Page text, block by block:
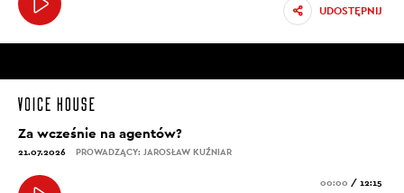
UDOSTĘPNIJ
Za wcześnie na agentów?
21.07.2026 PROWADZĄCY: JAROSŁAW KUŹNIAR
00:00 / 12:15